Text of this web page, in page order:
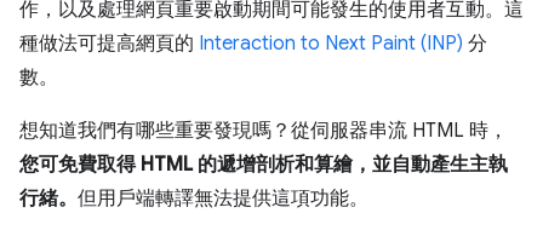
作，以及處理網頁重要啟動期間可能發生的使用者互動。這
種做法可提高網頁的 Interaction to Next Paint (INP) 分
數。
想知道我們有哪些重要發現嗎？從伺服器串流 HTML 時，
您可免費取得 HTML 的遞增剖析和算繪，並自動產生主執
行緒。 但用戶端轉譯無法提供這項功能。